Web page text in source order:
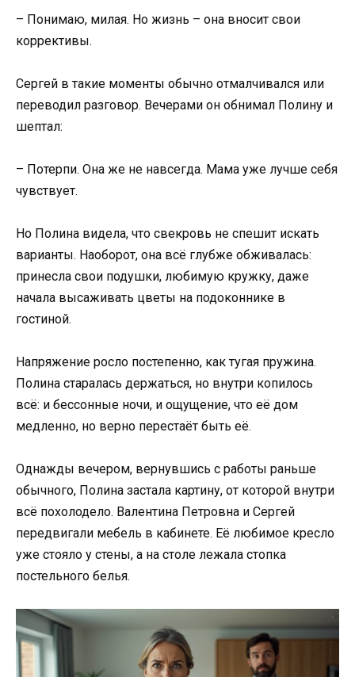
– Понимаю, милая. Но жизнь – она вносит свои
коррективы.
Сергей в такие моменты обычно отмалчивался или
переводил разговор. Вечерами он обнимал Полину и
шептал:
– Потерпи. Она же не навсегда. Мама уже лучше себя
чувствует.
Но Полина видела, что свекровь не спешит искать
варианты. Наоборот, она всё глубже обживалась:
принесла свои подушки, любимую кружку, даже
начала высаживать цветы на подоконнике в
гостиной.
Напряжение росло постепенно, как тугая пружина.
Полина старалась держаться, но внутри копилось
всё: и бессонные ночи, и ощущение, что её дом
медленно, но верно перестаёт быть её.
Однажды вечером, вернувшись с работы раньше
обычного, Полина застала картину, от которой внутри
всё похолодело. Валентина Петровна и Сергей
передвигали мебель в кабинете. Её любимое кресло
уже стояло у стены, а на столе лежала стопка
постельного белья.